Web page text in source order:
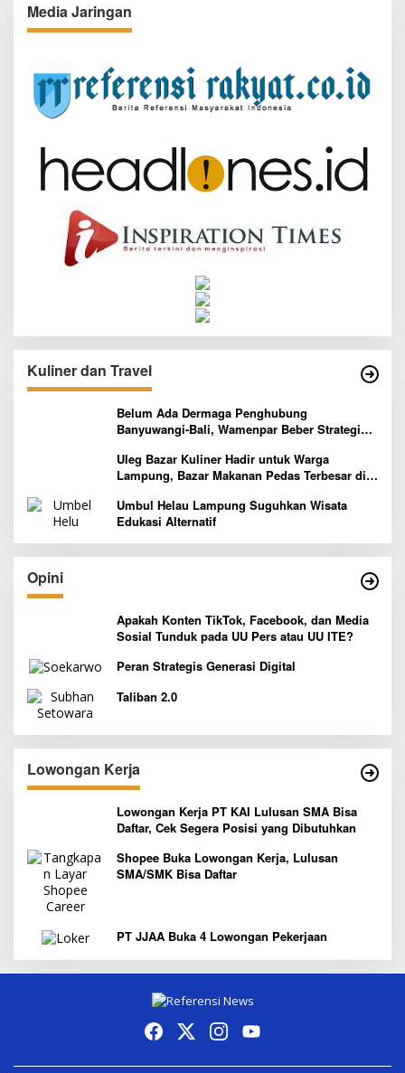
Media Jaringan
Kuliner dan Travel
Belum Ada Dermaga Penghubung
Banyuwangi-Bali, Wamenpar Beber Strategi
Uleg Bazar Kuliner Hadir untuk Warga
Lampung, Bazar Makanan Pedas Terbesar di
Umbul Helau Lampung Suguhkan Wisata
Edukasi Alternatif
Opini
Apakah Konten TikTok, Facebook, dan Media
Sosial Tunduk pada UU Pers atau UU ITE?
Peran Strategis Generasi Digital
Taliban 2.0
Lowongan Kerja
Lowongan Kerja PT KAI Lulusan SMA Bisa
Daftar, Cek Segera Posisi yang Dibutuhkan
Shopee Buka Lowongan Kerja, Lulusan
SMA/SMK Bisa Daftar
PT JJAA Buka 4 Lowongan Pekerjaan